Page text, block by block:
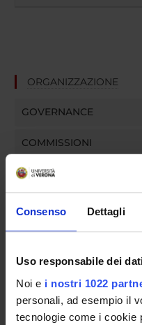
Consenso Dettagli
Uso responsabile dei
Noi e i nostri 1022
personali, ad esempio il
tecnologie come i cookie
ORGANIZZAZIONE
GOVERNANCE
COMMISSIONI
UFFICI E STRUTTURE DI
BIBLIOTECHE
CENTRI